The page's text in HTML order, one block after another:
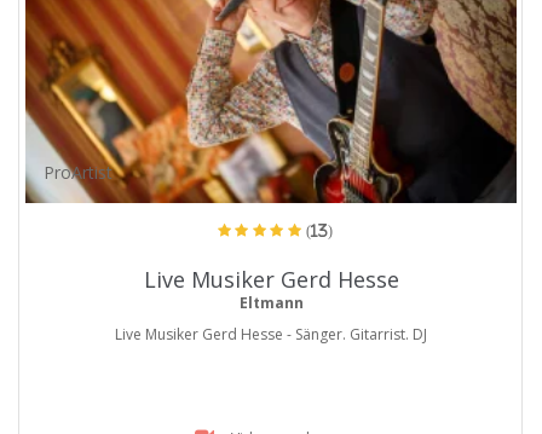
ProArtist
(13)
Live Musiker Gerd Hesse
Eltmann
Live Musiker Gerd Hesse - Sänger. Gitarrist. DJ